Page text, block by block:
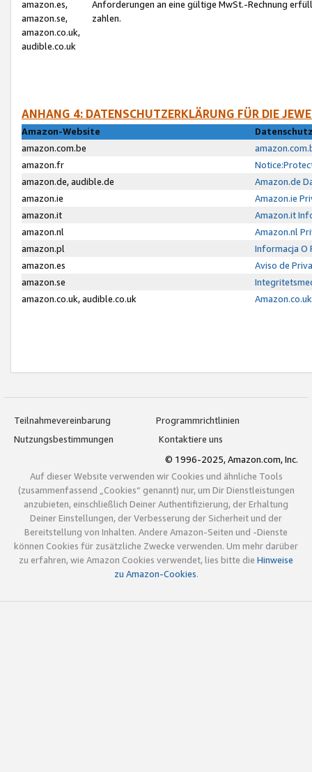
amazon.es,
amazon.se,
amazon.co.uk,
audible.co.uk
Anforderungen an eine gültige MwSt.-Rechnung
zahlen.
ANHANG 4: DATENSCHUTZERKLÄRUNG FÜR DIE
Amazon-Website
amazon.com.be
amazon.fr
amazon.de, audible.de
Amazon.de
amazon.ie
Amazon.ie
amazon.it
Amazon.it
amazon.nl
Amazon.nl
amazon.pl
Informacja O
amazon.es
Aviso de
amazon.se
amazon.co.uk, audible.co.uk
Teilnahmevereinbarung
Programmrichtlinien
Nutzungsbestimmungen
Kontaktiere uns
© 1996-2025, Amazon.com, Inc.
Auf dieser Website verwenden wir Cookies und ähnliche Tools
(zusammenfassend „Cookies“ genannt) nur, um Dir Dienstleistungen
anzubieten, einschließlich Deiner Authentifizierung, der Erhaltung
Deiner Einstellungen, der Verbesserung der Sicherheit und der
Bereitstellung von Inhalten. Andere Amazon-Seiten und -Dienste
können Cookies für zusätzliche Zwecke verwenden. Um mehr darüber
zu erfahren, wie Amazon Cookies verwendet, lies bitte die Hinweise
zu Amazon-Cookies.